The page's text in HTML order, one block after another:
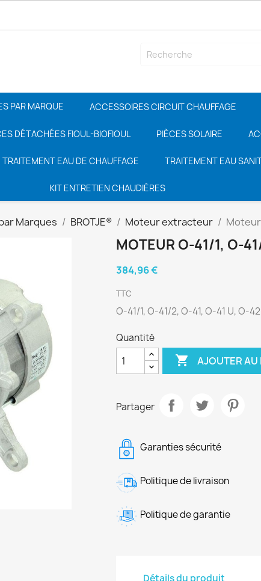
PAR MARQUE ACCESSOIRES CIRCUIT CHAUFFAGE
DÉTACHÉES FIOUL-BIOFIOUL PIÈCES SOLAIRE
TRAITEMENT EAU DE CHAUFFAGE TRAITEMENT EAU
KIT ENTRETIEN CHAUDIÈRES
Marques BROTJE® Moteur extracteur Moteur
MOTEUR O-41/1, O-
384,96 €
TTC
O-41/1, O-41/2, O-41, O-41 U, O-42
Quantité
 AJOUTER AU
Partager
Garanties sécurité
Politique de livraison
Politique de garantie
Détails du produit